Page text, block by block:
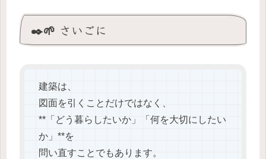
✒️🌱 さいごに
建築は、
図面を引くことだけではなく、
**「どう暮らしたいか」「何を大切にしたい
か」**を
問い直すことでもあります。